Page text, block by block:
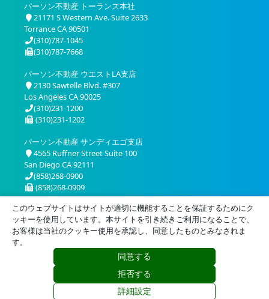
パーソン不動産 トーランス本社
21171 S Western Ave. Suite 2633
Torrance CA 90501
(310)787-1045
(310)787-7668
パーソン不動産 ウエストLA支店
2130 Sawtelle Blvd. #307
Los Angeles CA 90025
(310)231-1200
(310)231-1202
パーソン不動産 サンディエゴ支店
4565 Ruffner Street Suite 100
San Diego CA 92111
(858)268-0900
(858)268-0909
© 2026 Person Realty, Inc. All Rights Reserved.
このウェブサイトはサイトが適切に機能することを保証するためにク
ッキーを使用しています。本サイトを引き続きご利用になることで、
お客様は当社のクッキー使用を承認し、同意したものとみなされま
す。
同意する
拒否する
詳細設定